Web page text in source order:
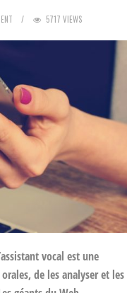
5717 VIEWS
vocal est une
de les analyser et les